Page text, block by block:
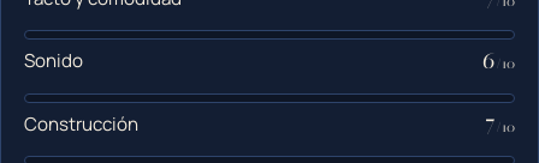
Sonido 6/10
Construcción 7/10